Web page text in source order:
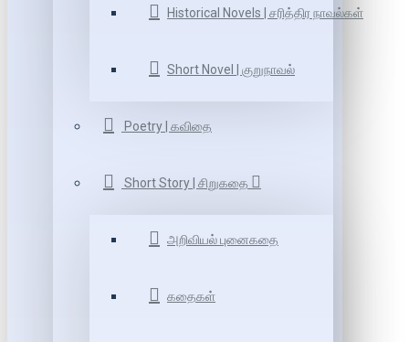
Historical Novels | சரித்திர நாவல்கள்
Short Novel | குறுநாவல்
Poetry | கவிதை
Short Story | சிறுகதை
அறிவியல் புனைகதை
கதைகள்